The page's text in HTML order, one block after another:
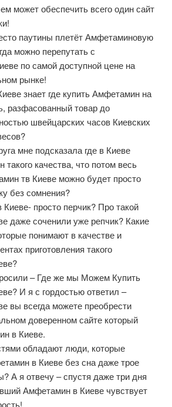
может обеспечить всего один сайт
паутины плетёт Амфетаминовую
можно перепутать с
по самой доступной цене на
рынке!
знает где купить Амфетамин на
разфасованный товар до
швейцарских часов Киевских
мне подсказала где в Киеве
качества, что потом весь
тв Киеве можно будет просто
без сомнения?
просто перчик? Про такой
даже соченили уже репчик? Какие
понимают в качестве и
приготовления такого
– Где же мы Можем Купить
И я с гордостью ответил –
вы всегда можете преобрести
доверенном сайте который
в Киеве.
обладают люди, которые
в Киеве без сна даже трое
А я отвечу – спустя даже три дня
Амфетамин в Киеве чувствует